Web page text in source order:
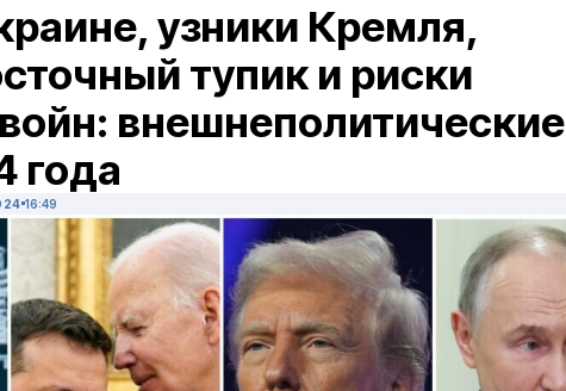
узники Кремля,
тупик и риски
внешнеполитические
года
16:49